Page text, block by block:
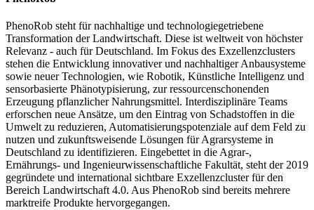
PhenoRob steht für nachhaltige und technologiegetriebene
Transformation der Landwirtschaft. Diese ist weltweit von höchster
Relevanz - auch für Deutschland. Im Fokus des Exzellenzclusters
stehen die Entwicklung innovativer und nachhaltiger Anbausysteme
sowie neuer Technologien, wie Robotik, Künstliche Intelligenz und
sensorbasierte Phänotypisierung, zur ressourcenschonenden
Erzeugung pflanzlicher Nahrungsmittel. Interdisziplinäre Teams
erforschen neue Ansätze, um den Eintrag von Schadstoffen in die
Umwelt zu reduzieren, Automatisierungspotenziale auf dem Feld zu
nutzen und zukunftsweisende Lösungen für Agrarsysteme in
Deutschland zu identifizieren. Eingebettet in die Agrar-,
Ernährungs- und Ingenieurwissenschaftliche Fakultät, steht der 2019
gegründete und international sichtbare Exzellenzcluster für den
Bereich Landwirtschaft 4.0. Aus PhenoRob sind bereits mehrere
marktreife Produkte hervorgegangen.